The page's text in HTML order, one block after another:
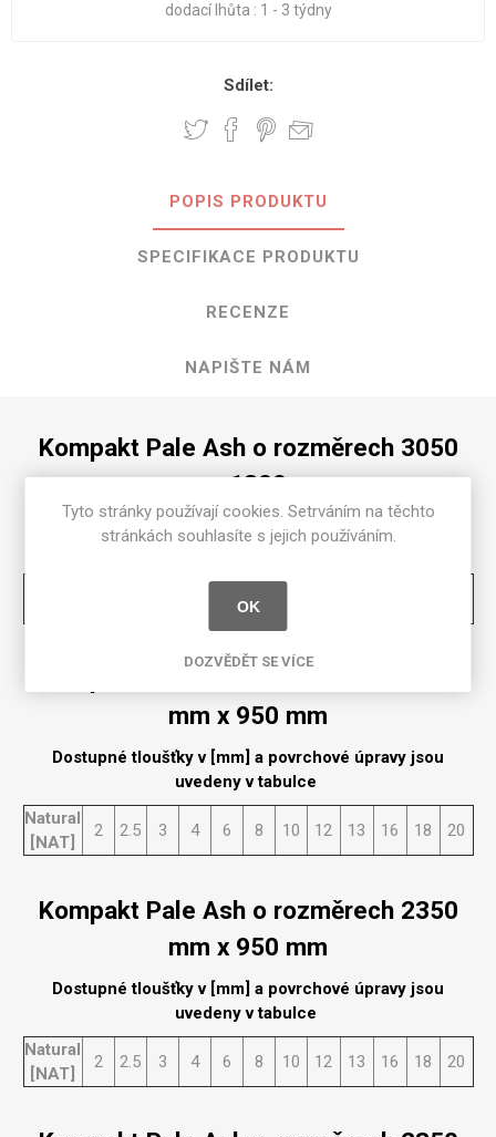
dodací lhůta : 1 - 3 týdny
Sdílet:
POPIS PRODUKTU
SPECIFIKACE PRODUKTU
RECENZE
NAPIŠTE NÁM
Kompakt Pale Ash o rozměrech 3050
mm x 1300 mm
Dostupné tloušťky v [mm] a povrchové úpravy jsou
uvedeny v tabulce
8
mm x 950 mm
Dostupné tloušťky v [mm] a povrchové úpravy jsou
uvedeny v tabulce
Natural
[NAT]
2 2.5 3 4 6 8 10 12 13 16 18 20
Kompakt Pale Ash o rozměrech 2350
mm x 950 mm
Dostupné tloušťky v [mm] a povrchové úpravy jsou
uvedeny v tabulce
Natural
[NAT]
2 2.5 3 4 6 8 10 12 13 16 18 20
Tyto stránky používají cookies. Setrváním na těchto
stránkách souhlasíte s jejich používáním.
OK
DOZVĚDĚT SE VÍCE